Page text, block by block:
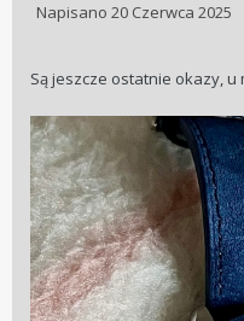
Napisano 20 Czerwca 2025
Są jeszcze ostatnie okazy, u